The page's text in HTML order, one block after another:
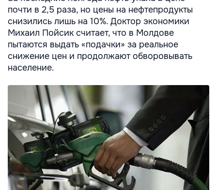
почти в 2,5 раза, но цены на нефтепродукты
снизились лишь на 10%. Доктор экономики
Михаил Пойсик считает, что в Молдове
пытаются выдать «подачки» за реальное
снижение цен и продолжают обворовывать
население.